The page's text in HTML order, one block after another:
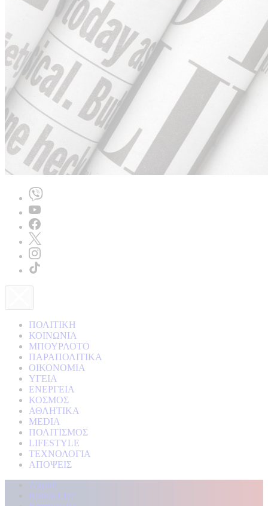
ΠΟΛΙΤΙΚΗ
ΚΟΙΝΩΝΙΑ
ΜΠΟΥΡΛΟΤΟ
ΠΑΡΑΠΟΛΙΤΙΚΑ
ΟΙΚΟΝΟΜΙΑ
ΥΓΕΙΑ
ΕΝΕΡΓΕΙΑ
ΚΟΣΜΟΣ
ΑΘΛΗΤΙΚΑ
MEDIA
ΠΟΛΙΤΙΣΜΟΣ
LIFESTYLE
ΤΕΧΝΟΛΟΓΙΑ
ΑΠΟΨΕΙΣ
Αρχική
Kontra Live